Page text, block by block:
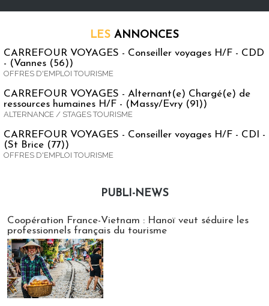
LES ANNONCES
CARREFOUR VOYAGES - Conseiller voyages H/F - CDD
- (Vannes (56))
OFFRES D'EMPLOI TOURISME
CARREFOUR VOYAGES - Alternant(e) Chargé(e) de
ressources humaines H/F - (Massy/Evry (91))
ALTERNANCE / STAGES TOURISME
CARREFOUR VOYAGES - Conseiller voyages H/F - CDI -
(St Brice (77))
OFFRES D'EMPLOI TOURISME
PUBLI-NEWS
Coopération France-Vietnam : Hanoï veut séduire les
professionnels français du tourisme